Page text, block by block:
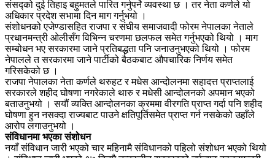
संसद्को दुई तिहाइ बहुमतले पारित गर्नुपर्ने व्यवस्था छ । तर नेता कर्णले यो
अधिकार प्रदेश सभामा दिन माग गर्नुभयो ।
संशोधनको एजेण्डासहित राजपा र संघीय समाजवादी फोरम नेपालका नेताले
प्रधानमन्त्री ओलीसँग विभिन्न चरणमा छलफल समेत गर्नुभएको थियो । माग
सम्बोधन भए सरकारमा जाने प्रतिबद्धता पनि जनाउनुभएको थियो । फोरम
नेपालले त सरकारमा जाने पार्टीको बैठकबाट औपचारिक निर्णय समेत
गरिसकेको छ ।
राजपा नेपालका नेता कर्णले थरुहट र मधेस आन्दोलनमा सहादत्त प्राप्तलाई
सरकारले शहीद घोषणा नगरेकाले थारु र मधेसी आन्दोलनको अपमान भएको
बताउनुभयो । सयौं व्यक्ति आन्दोलनका क्रममा वीरगति प्राप्त गर्दा पनि शहीद
घोषणा हुन नसक्दा राज्यबाट पाउने क्षतिपूर्तिसमेत प्राप्त गर्न नसकेको उहाँले
आरोप लगाउनुभयो ।
संविधानमा भएका संशोधन
नयाँ संविधान जारी भएको चार महिनामै संविधानको पहिलो संशोधन भएको थियो